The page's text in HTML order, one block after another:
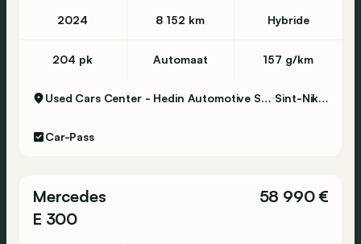
2024 8 152 km Hybride
204 pk Automaat 157 g/km
Used Cars Center - Hedin Automotive Sint-Niklaas Sint-Niklaas
Car-Pass
Mercedes
E 300
58 990 €